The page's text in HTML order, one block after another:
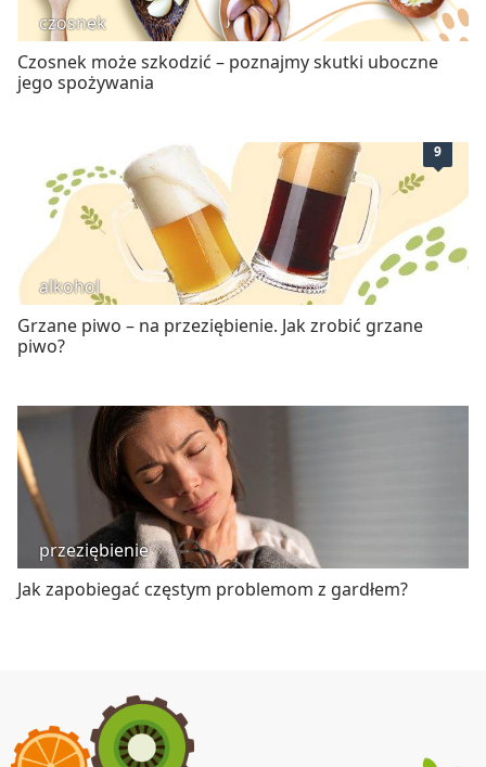
czosnek
Czosnek może szkodzić – poznajmy skutki uboczne
jego spożywania
9
alkohol
Grzane piwo – na przeziębienie. Jak zrobić grzane
piwo?
przeziębienie
Jak zapobiegać częstym problemom z gardłem?